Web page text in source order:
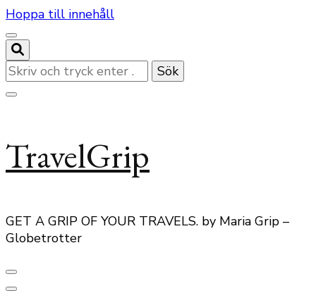
Hoppa till innehåll
Letar
du
efter
TravelGrip
GET A GRIP OF YOUR TRAVELS. by Maria Grip –
Globetrotter